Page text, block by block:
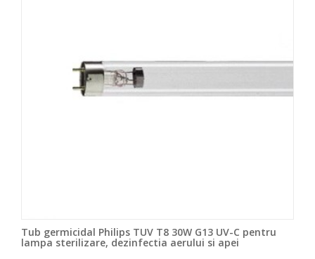
Tub germicidal Philips TUV T8 30W G13 UV-C pentru
lampa sterilizare, dezinfectia aerului si apei